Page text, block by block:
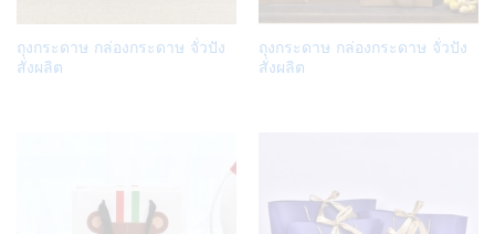
Add
ถุงกระดาษ กล่องกระดาษ จั่วปัง
สั่งผลิต
Add
ถุงกระดาษ กล่องกระดาษ จั่วปัง
สั่งผลิต